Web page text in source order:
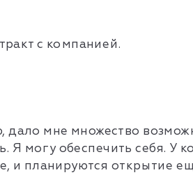
с компанией.
дало мне множество
могу обеспечить себя. У
и планируются открытие